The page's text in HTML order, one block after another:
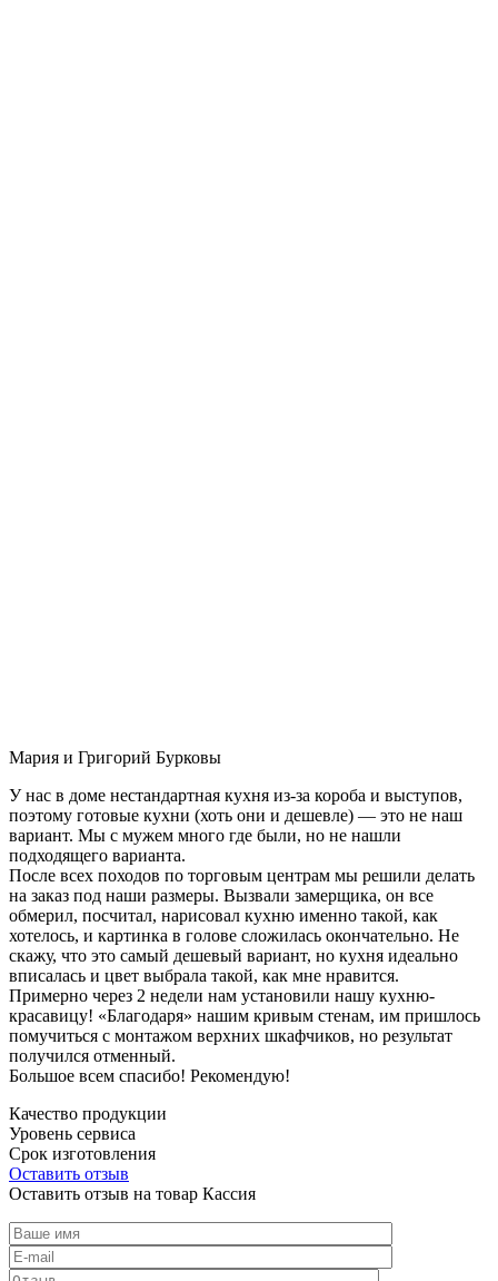
Мария и Григорий Бурковы
У нас в доме нестандартная кухня из-за короба и выступов,
поэтому готовые кухни (хоть они и дешевле) — это не наш
вариант. Мы с мужем много где были, но не нашли
подходящего варианта.
После всех походов по торговым центрам мы решили делать
на заказ под наши размеры. Вызвали замерщика, он все
обмерил, посчитал, нарисовал кухню именно такой, как
хотелось, и картинка в голове сложилась окончательно. Не
скажу, что это самый дешевый вариант, но кухня идеально
вписалась и цвет выбрала такой, как мне нравится.
Примерно через 2 недели нам установили нашу кухню-
красавицу! «Благодаря» нашим кривым стенам, им пришлось
помучиться с монтажом верхних шкафчиков, но результат
получился отменный.
Большое всем спасибо! Рекомендую!
Качество продукции
Уровень сервиса
Срок изготовления
Оставить отзыв
Оставить отзыв на товар Кассия